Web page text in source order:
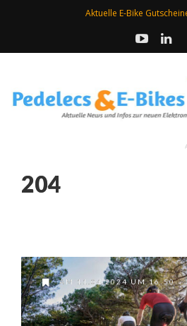
Aktuelle E-Bike
204
AM 11.04.2024 UM 16:50